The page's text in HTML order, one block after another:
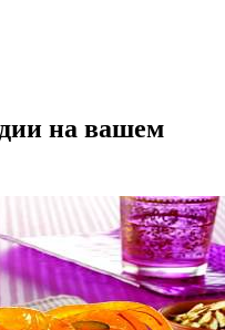
на вашем